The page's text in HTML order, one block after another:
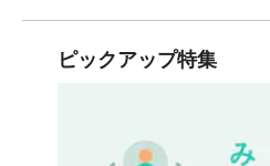
ピックアップ特集